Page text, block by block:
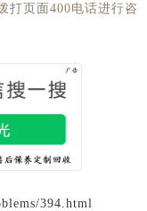
打页面400电话进行咨
394.html